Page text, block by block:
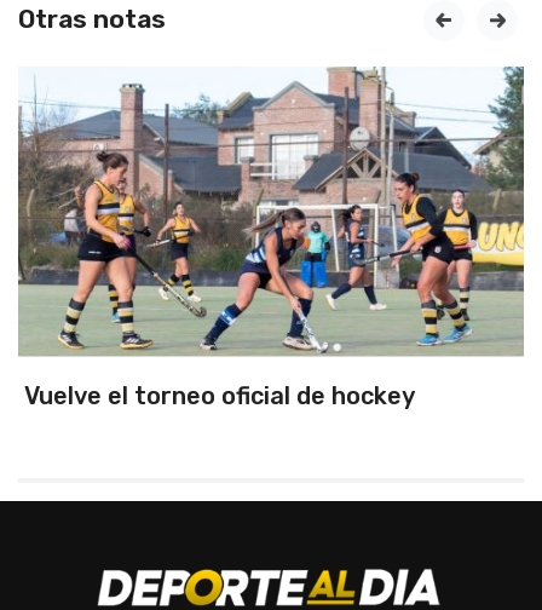
Otras notas
Unión y Progreso busca cerrar la serie
prev next